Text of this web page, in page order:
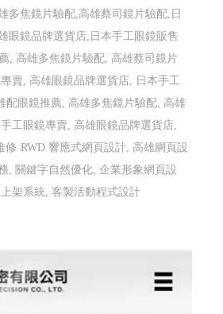
多焦鏡片驗配,高雄蔡司鏡片驗配,日
眼鏡品牌選貨店,日本手工眼鏡販售
, 高雄多焦鏡片驗配, 高雄蔡司鏡片
賣, 高雄眼鏡品牌選貨店, 日本手工
配眼鏡推薦, 高雄多焦鏡片驗配, 高雄
工眼鏡專賣, 高雄眼鏡品牌選貨店,
修 RWD 響應式網頁設計, 高雄網頁設
, 關鍵字自然優化, 企業形象網頁設
架系統, 客製活動程式設計